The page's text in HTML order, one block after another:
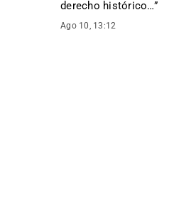
derecho histórico…”
Ago 10, 13:12